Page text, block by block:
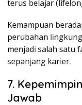
terus belajar
Kemampuan
perubahan
menjadi salah satu
sepanjang karier.
7.
Jawab